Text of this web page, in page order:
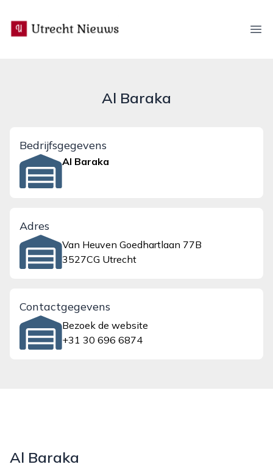
utrecht-nieuws.nl
Al Baraka
Bedrijfsgegevens
Al Baraka
Adres
Van Heuven Goedhartlaan 77B
3527CG Utrecht
Contactgegevens
Bezoek de website
+31 30 696 6874
Al Baraka